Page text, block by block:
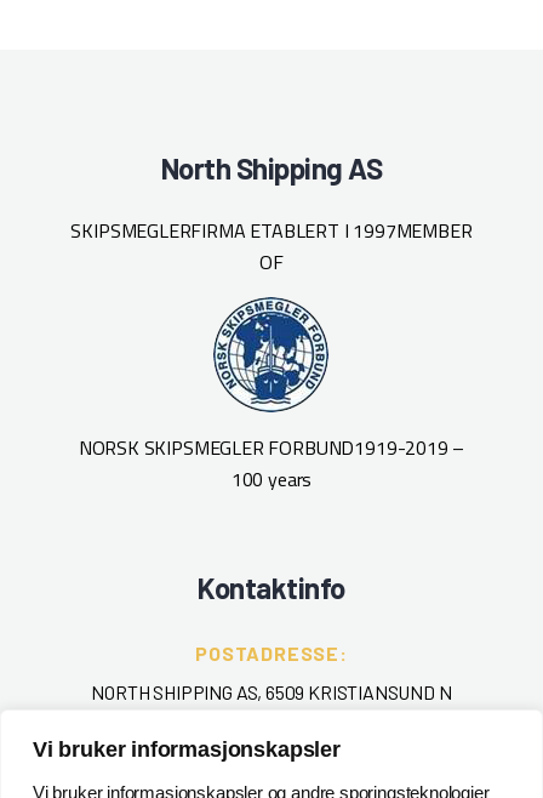
Vi bruker informasjonskapsler
Vi bruker informasjonskapsler og andre sporingsteknologier
North Shipping AS
SKIPSMEGLERFIRMA ETABLERT I 1997MEMBER
OF
NORSK SKIPSMEGLER FORBUND1919-2019 –
100 years
Kontaktinfo
POSTADRESSE:
NORTH SHIPPING AS, 6509 KRISTIANSUND N
TELEFON:
+ 47 715 40 000